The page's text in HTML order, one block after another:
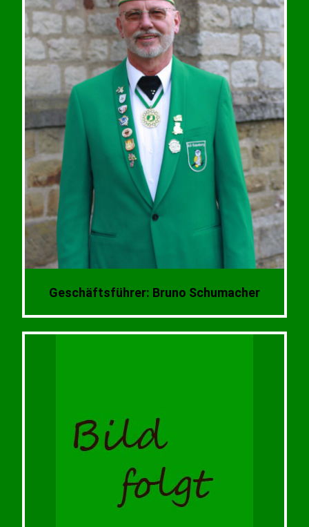
Geschäftsführer: Bruno Schumacher